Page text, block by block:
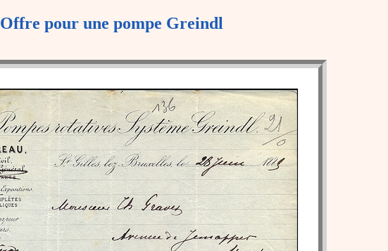
Offre pour une pompe Greindl